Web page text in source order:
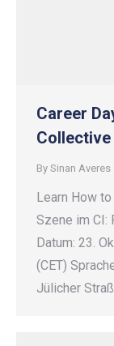
Career
By Sinan Averes
Learn How
Szene im CI:
Datum: 23.
(CET)
Jülicher